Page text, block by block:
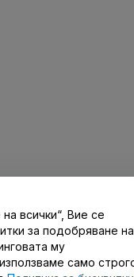
се с нас
всички“, Вие се
за подобряване на
му
само